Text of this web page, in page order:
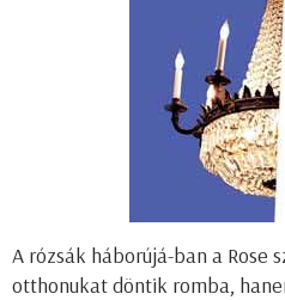
A rózsák háborújá-ban a Rose
otthonukat döntik romba,